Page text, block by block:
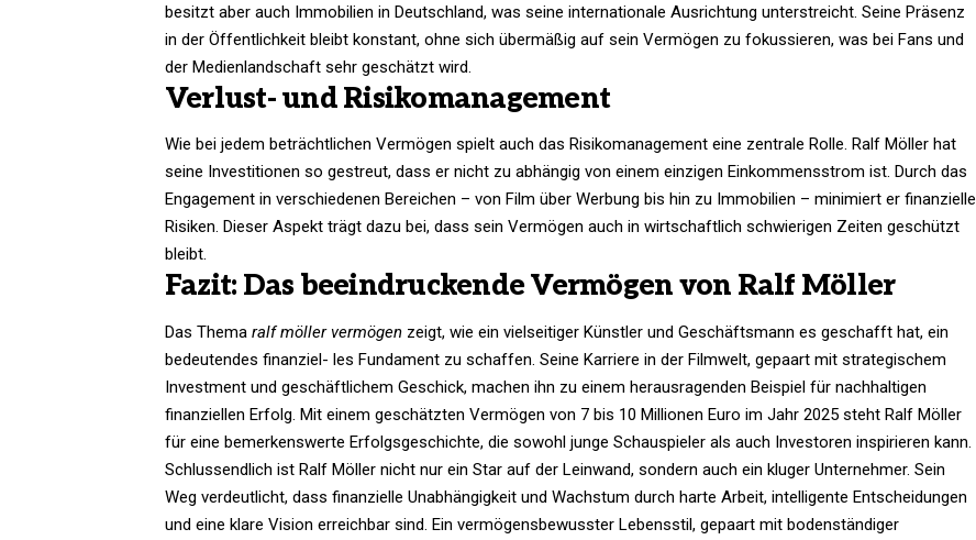
besitzt aber auch Immobilien in Deutschland, was seine internationale Ausrichtung unterstreicht. Seine Präsenz
in der Öffentlichkeit bleibt konstant, ohne sich übermäßig auf sein Vermögen zu fokussieren, was bei Fans und
der Medienlandschaft sehr geschätzt wird.​
Verlust- und Risikomanagement
Wie bei jedem beträchtlichen Vermögen spielt auch das Risikomanagement eine zentrale Rolle. Ralf Möller hat
seine Investitionen so gestreut, dass er nicht zu abhängig von einem einzigen Einkommensstrom ist. Durch das
Engagement in verschiedenen Bereichen – von Film über Werbung bis hin zu Immobilien – minimiert er finanzielle
Risiken. Dieser Aspekt trägt dazu bei, dass sein Vermögen auch in wirtschaftlich schwierigen Zeiten geschützt
bleibt.​
Fazit: Das beeindruckende Vermögen von Ralf Möller
Das Thema ralf möller vermögen zeigt, wie ein vielseitiger Künstler und Geschäftsmann es geschafft hat, ein
bedeutendes finanziel- les Fundament zu schaffen. Seine Karriere in der Filmwelt, gepaart mit strategischem
Investment und geschäftlichem Geschick, machen ihn zu einem herausragenden Beispiel für nachhaltigen
finanziellen Erfolg. Mit einem geschätzten Vermögen von 7 bis 10 Millionen Euro im Jahr 2025 steht Ralf Möller
für eine bemerkenswerte Erfolgsgeschichte, die sowohl junge Schauspieler als auch Investoren inspirieren kann.​
Schlussendlich ist Ralf Möller nicht nur ein Star auf der Leinwand, sondern auch ein kluger Unternehmer. Sein
Weg verdeutlicht, dass finanzielle Unabhängigkeit und Wachstum durch harte Arbeit, intelligente Entscheidungen
und eine klare Vision erreichbar sind. Ein vermögensbewusster Lebensstil, gepaart mit bodenständiger